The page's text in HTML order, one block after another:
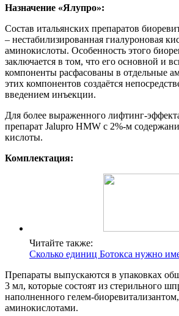
Назначение «Ялупро»:
Состав итальянских препаратов
– нестабилизированная гиалуроновая
аминокислоты. Особенность этого
заключается в том, что его основной и
компоненты расфасованы в отдельные
этих компонентов создаётся
введением инъекции.
Для более выраженного лифтинг-
препарат Jalupro HMW с 2%-м
кислоты.
Комплектация:
Читайте также:
Сколько единиц Ботокса нужно
Препараты выпускаются в упаковках
3 мл, которые состоят из стерильного
наполненного гелем-
аминокислотами.